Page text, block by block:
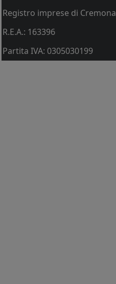
Registro imprese di Cremona
R.E.A.: 163396
Partita IVA: 0305030199